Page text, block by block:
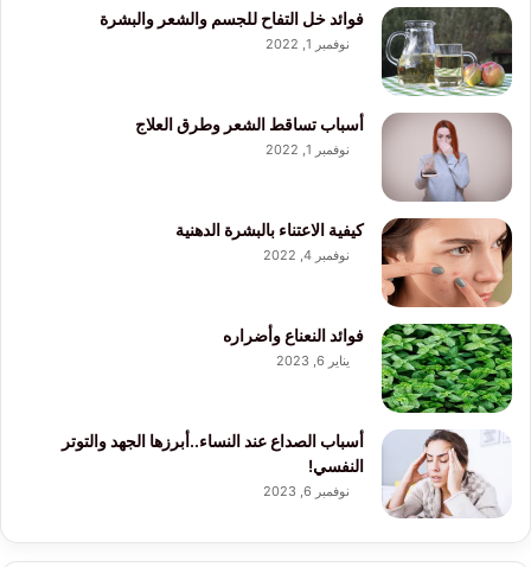
فوائد خل التفاح للجسم والشعر والبشرة
نوفمبر 1, 2022
أسباب تساقط الشعر وطرق العلاج
نوفمبر 1, 2022
كيفية الاعتناء بالبشرة الدهنية
نوفمبر 4, 2022
فوائد النعناع وأضراره
يناير 6, 2023
أسباب الصداع عند النساء..أبرزها الجهد والتوتر
النفسي!
نوفمبر 6, 2023